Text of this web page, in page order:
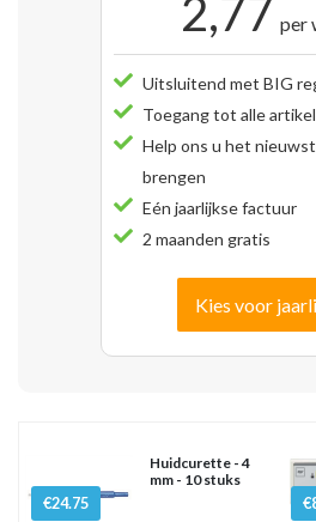
2,77 per
Uitsluitend met BIG
Toegang tot alle
Help ons u het
brengen
Eén jaarlijkse factuur
2 maanden gratis
Kies voor
€24.75
Huidcurette - 4
mm - 10 stuks